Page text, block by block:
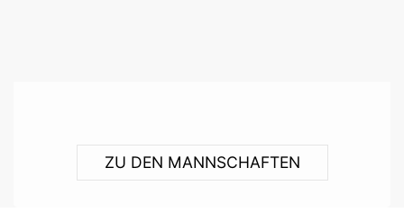
ZU DEN MANNSCHAFTEN